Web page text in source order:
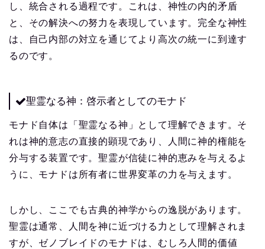
し、統合される過程です。これは、神性の内的矛盾
と、その解決への努力を表現しています。完全な神性
は、自己内部の対立を通じてより高次の統一に到達す
るのです。
聖霊なる神：啓示者としてのモナド
モナド自体は「聖霊なる神」として理解できます。そ
れは神的意志の直接的顕現であり、人間に神的権能を
分与する装置です。聖霊が信徒に神的恵みを与えるよ
うに、モナドは所有者に世界変革の力を与えます。
しかし、ここでも古典的神学からの逸脱があります。
聖霊は通常、人間を神に近づける力として理解されま
すが、ゼノブレイドのモナドは、むしろ人間的価値